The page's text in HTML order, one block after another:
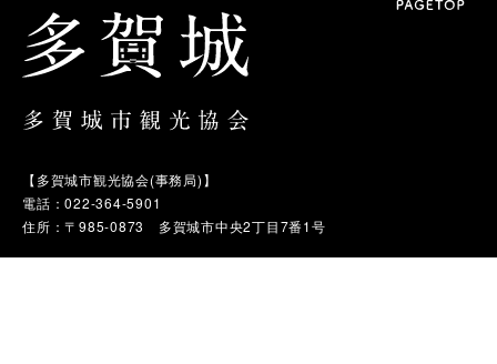
【多賀城市観光協会(事務局)】
電話：022-364-5901
住所：〒985-0873 多賀城市中央2丁目7番1号